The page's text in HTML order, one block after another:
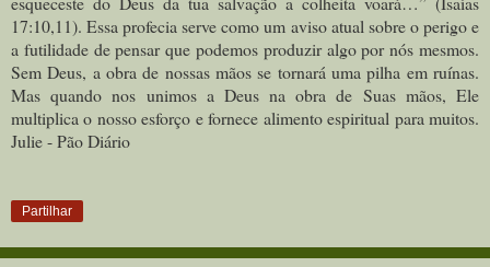
17:10,11). Essa profecia serve como um aviso atual sobre o perigo e
a futilidade de pensar que podemos produzir algo por nós mesmos.
Sem Deus, a obra de nossas mãos se tornará uma pilha em ruínas.
Mas quando nos unimos a Deus na obra de Suas mãos, Ele
multiplica o nosso esforço e fornece alimento espiritual para muitos.
Julie - Pão Diário
Partilhar